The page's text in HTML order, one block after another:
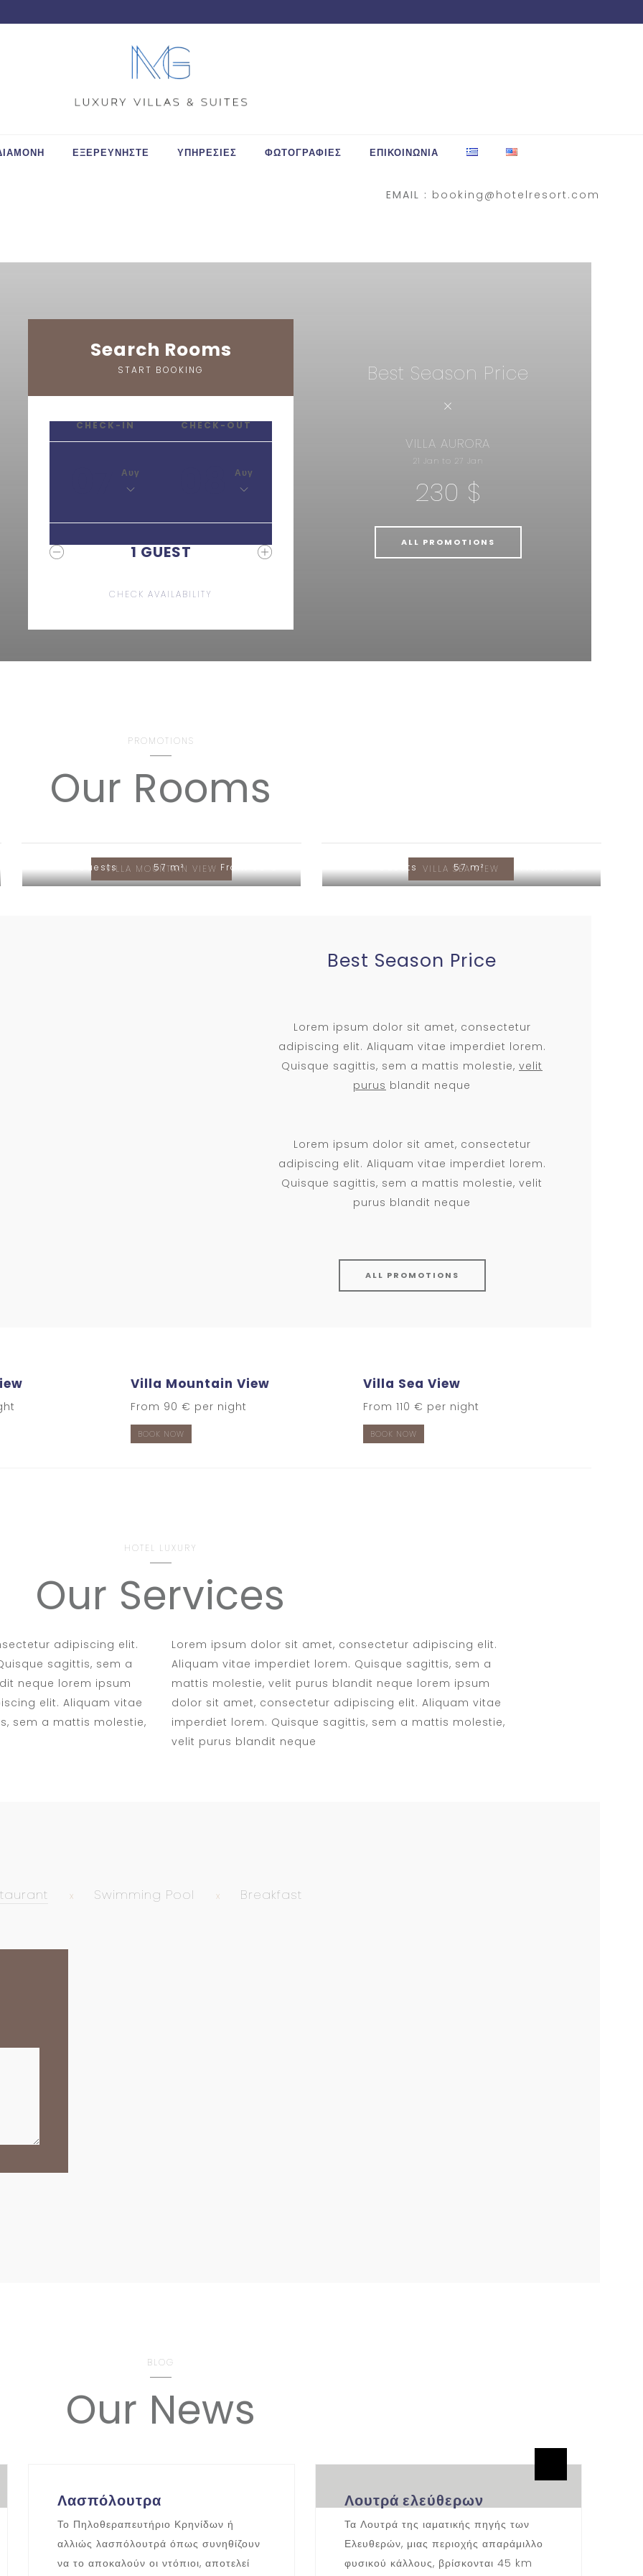
ΕΞΕΡΕΥΝΗΣΤΕ ΥΠΗΡΕΣΙΕΣ ΦΩΤΟΓΡΑΦΙΕΣ ΕΠΙΚΟΙΝΩΝΙΑ
EMAIL : booking@hotelresort.com
Search Rooms
START BOOKING
CHECK-IN
Αυγ
CHECK-OUT
Αυγ
1 GUEST
Best Season Price
VILLA AURORA
21 Jan to 27 Jan
230 $
ALL PROMOTIONS
PROMOTIONS
Our Rooms
VILLA MOUNTAIN VIEW
4 Guests 57 m² From 90 € VILLA SEA VIEW
4 Guests 57 m²
Best Season Price
Lorem ipsum dolor sit amet, consectetur
adipiscing elit. Aliquam vitae imperdiet lorem.
Quisque sagittis, sem a mattis molestie, velit
purus blandit neque
Lorem ipsum dolor sit amet, consectetur
adipiscing elit. Aliquam vitae imperdiet lorem.
Quisque sagittis, sem a mattis molestie, velit
purus blandit neque
ALL PROMOTIONS
Villa Mountain View
From 90 € per night
BOOK NOW
Villa Sea View
From 110 € per night
BOOK NOW
HOTEL LUXURY
Our Services
adipiscing elit.
sagittis, sem a
neque lorem ipsum
elit. Aliquam vitae
sem a mattis molestie,
Lorem ipsum dolor sit amet, consectetur adipiscing elit.
Aliquam vitae imperdiet lorem. Quisque sagittis, sem a
mattis molestie, velit purus blandit neque lorem ipsum
dolor sit amet, consectetur adipiscing elit. Aliquam vitae
imperdiet lorem. Quisque sagittis, sem a mattis molestie,
velit purus blandit neque
Swimming Pool Breakfast
BLOG
Our News
Λασπόλουτρα
Το Πηλοθεραπευτήριο Κρηνίδων ή
αλλιώς λασπόλουτρά όπως συνηθίζουν
να το αποκαλούν οι ντόπιοι, αποτελεί
Λουτρά ελεύθερων
Τα Λουτρά της ιαματικής πηγής των
Ελευθερών, μιας περιοχής απαράμιλλο
φυσικού κάλλους, βρίσκονται 45 km